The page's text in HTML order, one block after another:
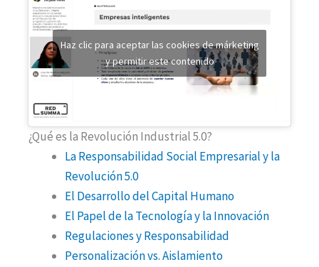
Haz clic para aceptar las cookies de márketing
y permitir este contenido
¿Qué es la Revolución Industrial 5.0?
La Responsabilidad Social Empresarial y la
Revolución 5.0
El Desarrollo del Capital Humano
El Papel de la Tecnología y la Innovación
Regulaciones y Responsabilidad
Personalización vs. Aislamiento